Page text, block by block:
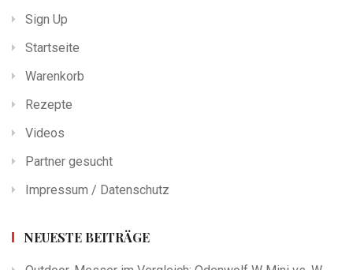
Sign Up
Startseite
Warenkorb
Rezepte
Videos
Partner gesucht
Impressum / Datenschutz
NEUESTE BEITRÄGE